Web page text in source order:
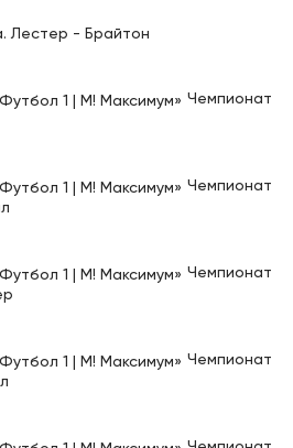
Лестер - Брайтон
Чемпионат
Чемпионат
Чемпионат
Чемпионат